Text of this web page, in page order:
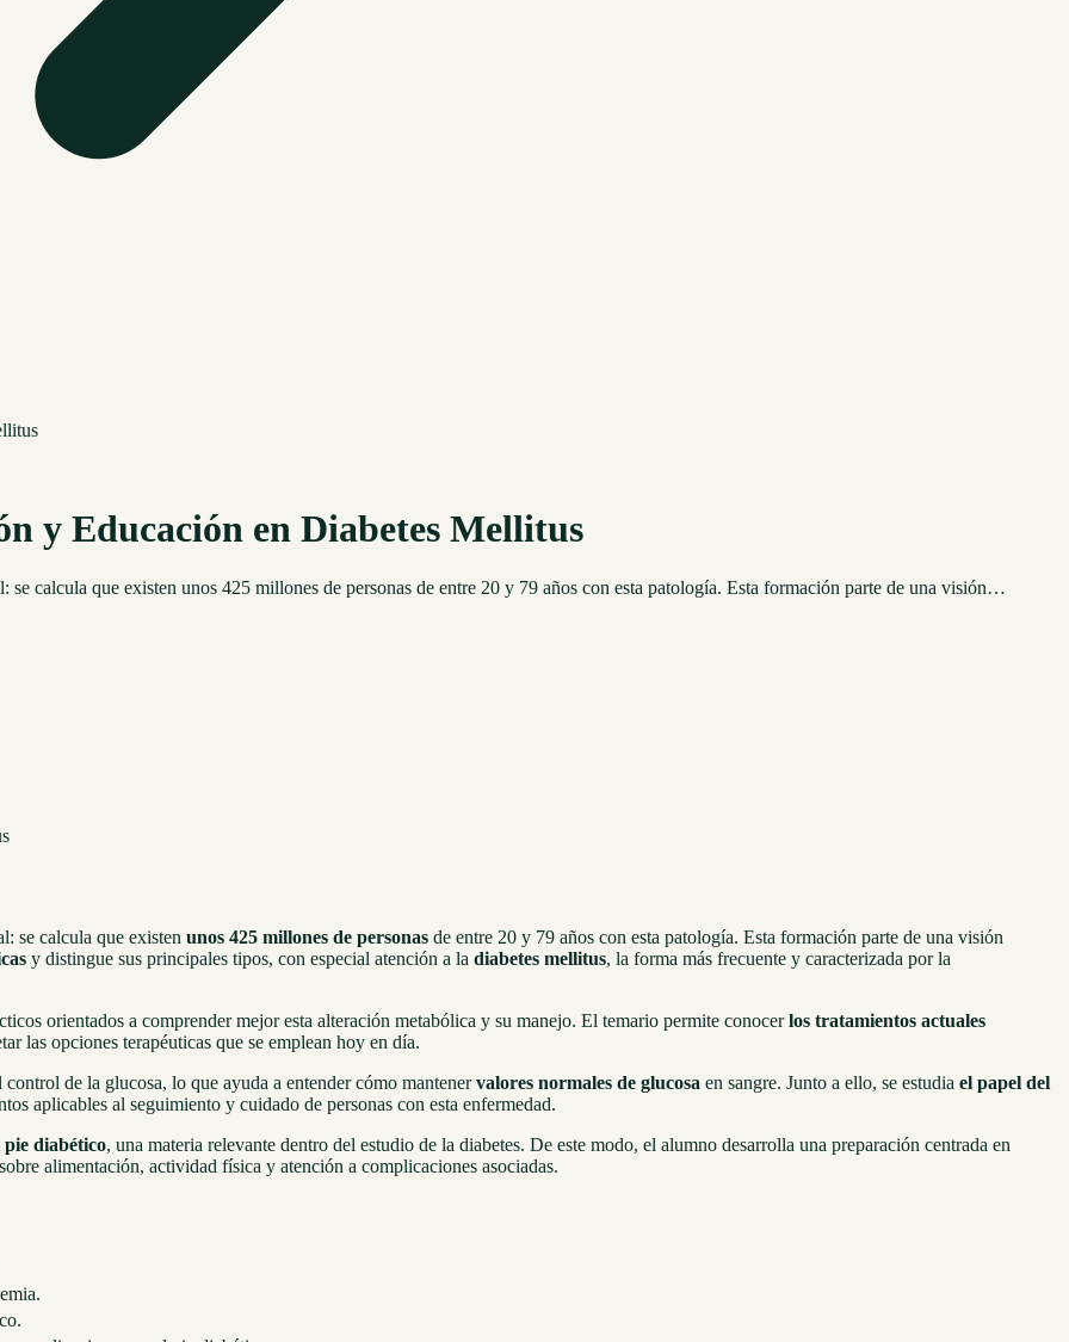
y Educación en Diabetes Mellitus
calcula que existen unos 425 millones de personas de entre 20 y 79 años con esta patología. Esta formación parte de una visión…
se calcula que existen unos 425 millones de personas de entre 20 y 79 años con esta patología. Esta formación parte de una visión
y distingue sus principales tipos, con especial atención a la diabetes mellitus, la forma más frecuente y caracterizada por la
orientados a comprender mejor esta alteración metabólica y su manejo. El temario permite conocerlos tratamientos actuales
las opciones terapéuticas que se emplean hoy en día.
control de la glucosa, lo que ayuda a entender cómo mantenervalores normales de glucosa en sangre. Junto a ello, se estudia el papel del
aplicables al seguimiento y cuidado de personas con esta enfermedad.
pie diabético, una materia relevante dentro del estudio de la diabetes. De este modo, el alumno desarrolla una preparación centrada en
alimentación, actividad física y atención a complicaciones asociadas.